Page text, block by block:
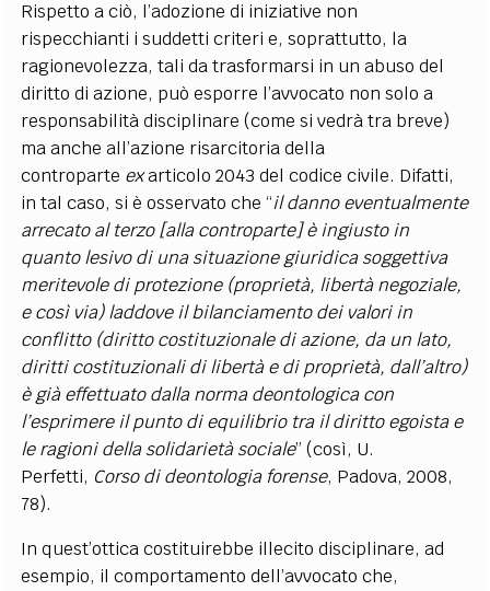
Rispetto a ciò, l’adozione di iniziative non
rispecchianti i suddetti criteri e, soprattutto, la
ragionevolezza, tali da trasformarsi in un abuso del
diritto di azione, può esporre l’avvocato non solo a
responsabilità disciplinare (come si vedrà tra breve)
ma anche all’azione risarcitoria della
controparte exarticolo 2043 del codice civile. Difatti,
in tal caso, si è osservato che “il danno eventualmente
arrecato al terzo [alla controparte] è ingiusto in
quanto lesivo di una situazione giuridica soggettiva
meritevole di protezione (proprietà, libertà negoziale,
e così via) laddove il bilanciamento dei valori in
conflitto (diritto costituzionale di azione, da un lato,
diritti costituzionali di libertà e di proprietà, dall’altro)
è già effettuato dalla norma deontologica con
l’esprimere il punto di equilibrio tra il diritto egoista e
le ragioni della solidarietà sociale” (così, U.
Perfetti, Corso di deontologia forense, Padova, 2008,
78).
In quest’ottica costituirebbe illecito disciplinare, ad
esempio, il comportamento dell’avvocato che,